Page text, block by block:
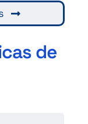
de